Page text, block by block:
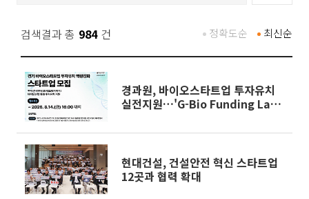
검색결과 총 984 건 최신순
정확도순
경과원, 바이오스타트업 투자유치
실전지원…'G-Bio Funding Lab'
현대건설, 건설안전 혁신 스타트업
12곳과 협력 확대